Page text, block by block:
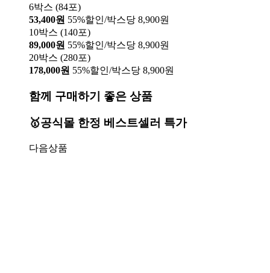
6박스 (84포)
53,400원 55%할인/박스당 8,900원
10박스 (140포)
89,000원 55%할인/박스당 8,900원
20박스 (280포)
178,000원 55%할인/박스당 8,900원
함께 구매하기 좋은 상품
🥇공식몰 한정 베스트셀러 특가
다음상품